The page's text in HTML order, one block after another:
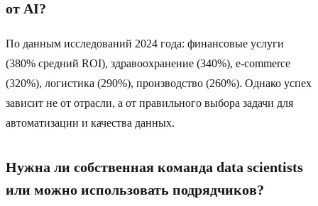
от AI?
По данным исследований 2024 года: финансовые услуги
(380% средний ROI), здравоохранение (340%), e-commerce
(320%), логистика (290%), производство (260%). Однако успех
зависит не от отрасли, а от правильного выбора задачи для
автоматизации и качества данных.
Нужна ли собственная команда data scientists
или можно использовать подрядчиков?